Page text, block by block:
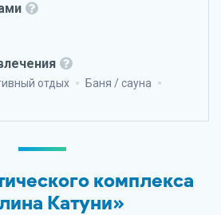
отдых
Баня / сауна
комплекса
Катуни»